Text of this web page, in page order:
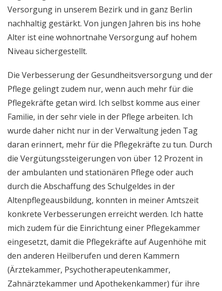
Versorgung in unserem Bezirk und in ganz Berlin
nachhaltig gestärkt. Von jungen Jahren bis ins hohe
Alter ist eine wohnortnahe Versorgung auf hohem
Niveau sichergestellt.
Die Verbesserung der Gesundheitsversorgung und der
Pflege gelingt zudem nur, wenn auch mehr für die
Pflegekräfte getan wird. Ich selbst komme aus einer
Familie, in der sehr viele in der Pflege arbeiten. Ich
wurde daher nicht nur in der Verwaltung jeden Tag
daran erinnert, mehr für die Pflegekräfte zu tun. Durch
die Vergütungssteigerungen von über 12 Prozent in
der ambulanten und stationären Pflege oder auch
durch die Abschaffung des Schulgeldes in der
Altenpflegeausbildung, konnten in meiner Amtszeit
konkrete Verbesserungen erreicht werden. Ich hatte
mich zudem für die Einrichtung einer Pflegekammer
eingesetzt, damit die Pflegekräfte auf Augenhöhe mit
den anderen Heilberufen und deren Kammern
(Ärztekammer, Psychotherapeutenkammer,
Zahnärztekammer und Apothekenkammer) für ihre